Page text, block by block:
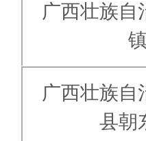
广西壮族自
广西壮族自
县朝